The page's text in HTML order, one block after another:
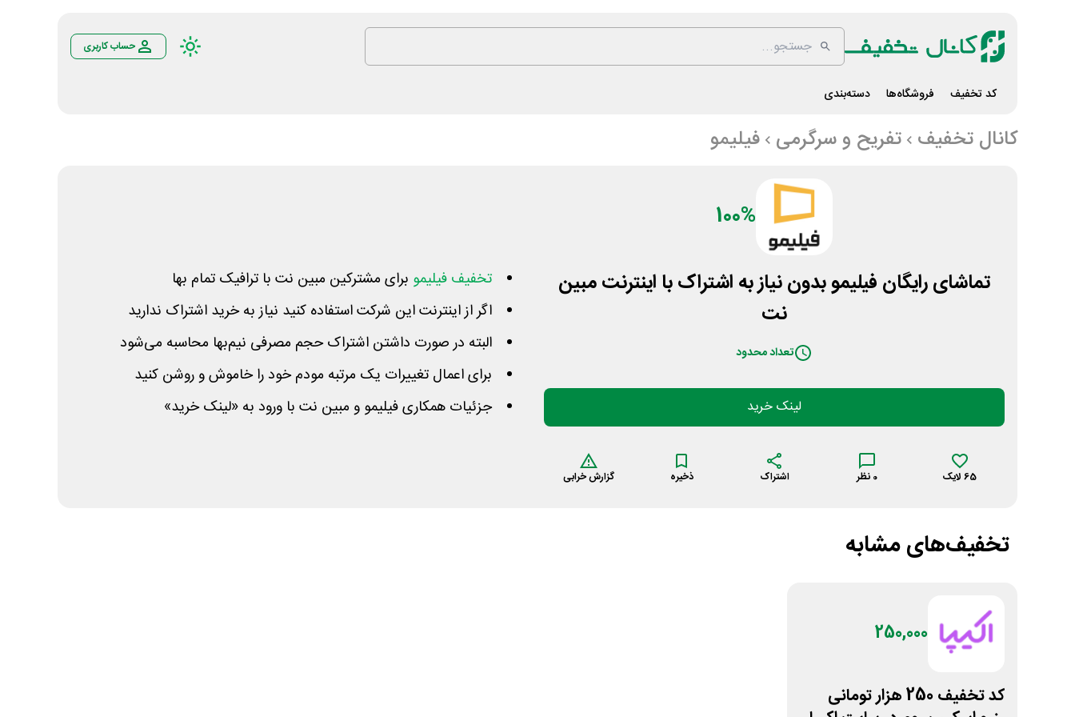
حساب کاربری
کد تخفیف فروشگاه‌ها دسته‌بندی
کانال تخفیف تفریح و سرگرمی فیلیمو
100%
تماشای رایگان فیلیمو بدون نیاز به اشتراک با اینترنت مبین
نت
تعداد محدود
لینک خرید
65 لایک 0 نظر اشتراک ذخیره گزارش خرابی
تخفیف فیلیمو برای مشترکین مبین نت با ترافیک تمام بها
اگر از اینترنت این شرکت استفاده کنید نیاز به خرید اشتراک ندارید
البته در صورت داشتن اشتراک حجم مصرفی نیم‌بها محاسبه می‌شود
برای اعمال تغییرات یک مرتبه مودم خود را خاموش و روشن کنید
جزئیات همکاری فیلیمو و مبین نت با ورود به «لینک خرید»
تخفیف‌های مشابه
250,000
کد تخفیف 250 هزار تومانی